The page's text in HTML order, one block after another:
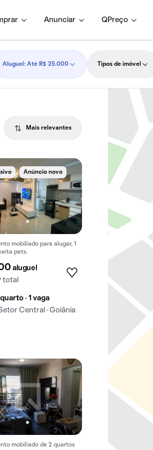
Anunciar QPreço
Aluguel: Até R$ 25.000 Tipos de imóvel
Mais relevantes
Anúncio novo
mobiliado para alugar, 1
pets.
aluguel
total
quarto · 1 vaga
Central · Goiânia
mobiliado de 2 quartos